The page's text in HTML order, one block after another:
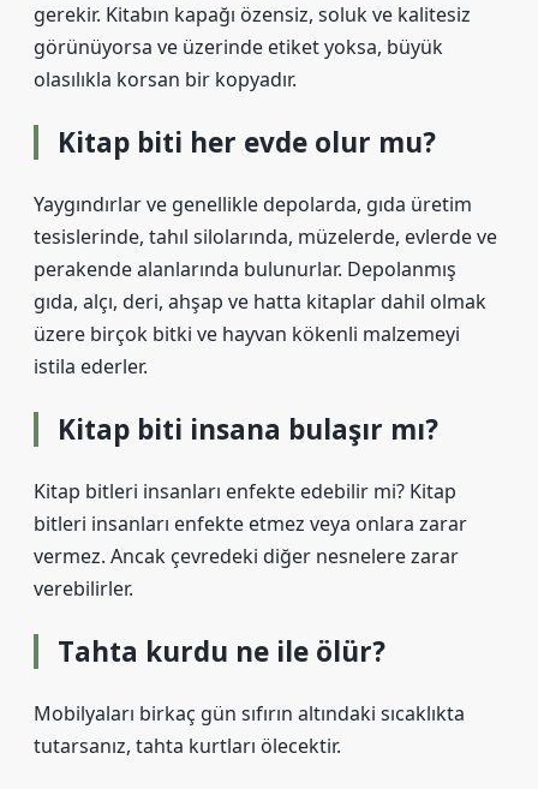
gerekir. Kitabın kapağı özensiz, soluk ve kalitesiz
görünüyorsa ve üzerinde etiket yoksa, büyük
olasılıkla korsan bir kopyadır.
Kitap biti her evde olur mu?
Yaygındırlar ve genellikle depolarda, gıda üretim
tesislerinde, tahıl silolarında, müzelerde, evlerde ve
perakende alanlarında bulunurlar. Depolanmış
gıda, alçı, deri, ahşap ve hatta kitaplar dahil olmak
üzere birçok bitki ve hayvan kökenli malzemeyi
istila ederler.
Kitap biti insana bulaşır mı?
Kitap bitleri insanları enfekte edebilir mi? Kitap
bitleri insanları enfekte etmez veya onlara zarar
vermez. Ancak çevredeki diğer nesnelere zarar
verebilirler.
Tahta kurdu ne ile ölür?
Mobilyaları birkaç gün sıfırın altındaki sıcaklıkta
tutarsanız, tahta kurtları ölecektir.